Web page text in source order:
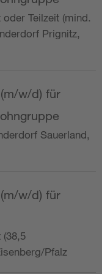
Teilzeit (mind.
Prignitz,
w/d) für
Sauerland,
w/d) für
Pfalz